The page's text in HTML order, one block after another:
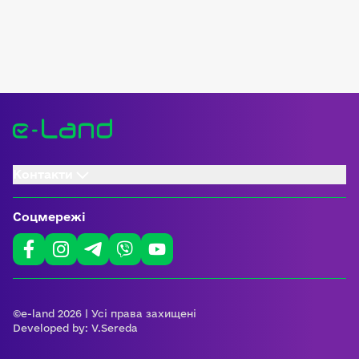
Соцмережі
©e-land 2026 | Усі права захищені
Developed by: V.Sereda